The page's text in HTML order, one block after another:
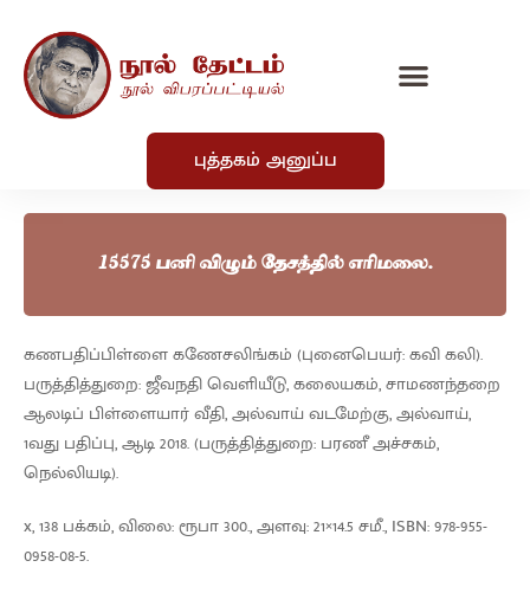
புத்தகம் அனுப்ப
15575 பனி விழும் தேசத்தில் எரிமலை.
கணபதிப்பிள்ளை கணேசலிங்கம் (புனைபெயர்: கவி கலி).
பருத்தித்துறை: ஜீவநதி வெளியீடு, கலையகம், சாமணந்தறை
ஆலடிப் பிள்ளையார் வீதி, அல்வாய் வடமேற்கு, அல்வாய்,
1வது பதிப்பு, ஆடி 2018. (பருத்தித்துறை: பரணீ அச்சகம்,
நெல்லியடி).
x, 138 பக்கம், விலை: ரூபா 300., அளவு: 21×14.5 சமீ., ISBN: 978-955-
0958-08-5.